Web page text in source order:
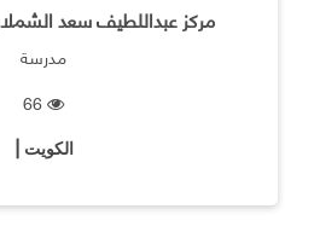
مركز عبداللطيف سعد
مدرسة
الكويت |